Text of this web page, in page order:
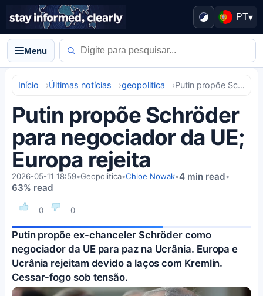
PT▾
Menu
Início Últimas notícias geopolitica Putin propõe Schröder para negociador da UE; Europa rejeita
Putin propõe Schröder
para negociador da UE;
Europa rejeita
0 0
2026-05-11 18:59•Geopolitica•Chloe Nowak•4 min read•
63% read
Putin propõe ex-chanceler Schröder como
negociador da UE para paz na Ucrânia. Europa e
Ucrânia rejeitam devido a laços com Kremlin.
Cessar-fogo sob tensão.